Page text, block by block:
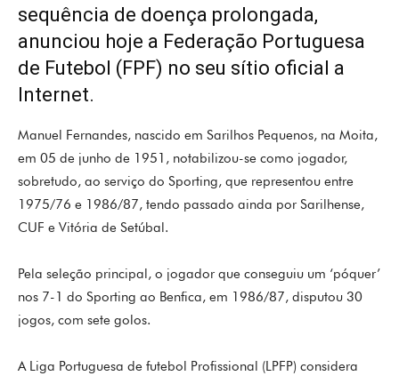
sequência de doença prolongada,
anunciou hoje a Federação Portuguesa
de Futebol (FPF) no seu sítio oficial a
Internet.
Manuel Fernandes, nascido em Sarilhos Pequenos, na Moita,
em 05 de junho de 1951, notabilizou-se como jogador,
sobretudo, ao serviço do Sporting, que representou entre
1975/76 e 1986/87, tendo passado ainda por Sarilhense,
CUF e Vitória de Setúbal.
Pela seleção principal, o jogador que conseguiu um ‘póquer’
nos 7-1 do Sporting ao Benfica, em 1986/87, disputou 30
jogos, com sete golos.
A Liga Portuguesa de futebol Profissional (LPFP) considera